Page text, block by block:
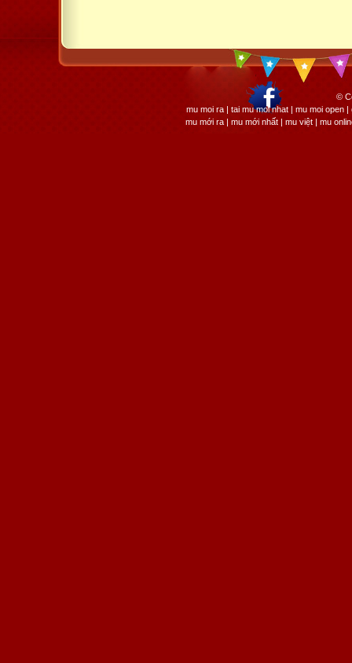
©
mu moi ra | tai mu moi nhat | mu moi open
mu mới ra | mu mới nhất | mu việt | mu